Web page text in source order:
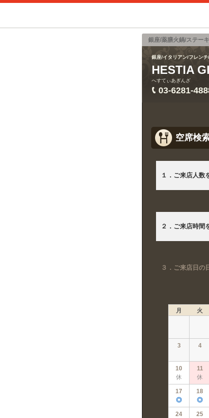
銀座/薬膳火鍋/ステー
銀座/イタリアン/フレン
HESTIA
へすてぃあぎんざ
03-6281-
空席検
１．ご来店人数
２．ご来店時間
３．ご来店日の
月 火
3 4
10
休
11
休
17
◎
18
◎
24
25